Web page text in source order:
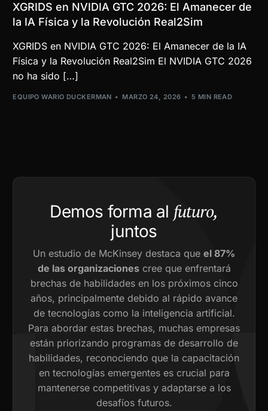
XGRIDS en NVIDIA GTC 2026: El Amanecer de
la IA Física y la Revolución Real2Sim
XGRIDS en NVIDIA GTC 2026: El Amanecer de la IA
Física y la Revolución Real2Sim El NVIDIA GTC 2026
no ha sido […]
EQUIPO WARIO DUCKERMAN MARZO 24, 2026 5 MIN READ
Demos forma al futuro,
juntos
Un estudio de McKinsey destaca que el 87%
de las organizacionescree que enfrentará
brechas de habilidades en los próximos cinco
años, principalmente debido al rápido avance
de tecnologías como la inteligencia artificial.
Para abordar estas brechas, muchas empresas
están priorizando programas de desarrollo de
habilidades, reconociendo que la capacitación
en tecnologías emergentes es crucial para
mantenerse competitivas y adaptarse a los
desafíos futuros.